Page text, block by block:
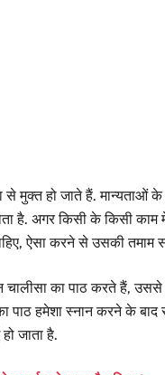
मुक्त हो जाते हैं. मान्यताओं
है. अगर किसी के किसी काम
ऐसा करने से उसकी तमाम
का पाठ करते हैं, उससे
पाठ हमेशा स्नान करने के
जाता है.